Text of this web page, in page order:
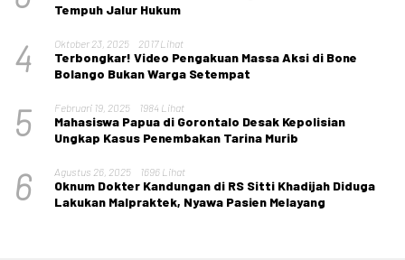
Tempuh Jalur Hukum
4 Oktober 23, 2025 2017 Lihat
Terbongkar! Video Pengakuan Massa Aksi di Bone
Bolango Bukan Warga Setempat
5 Februari 19, 2025 1984 Lihat
Mahasiswa Papua di Gorontalo Desak Kepolisian
Ungkap Kasus Penembakan Tarina Murib
6 Agustus 26, 2025 1696 Lihat
Oknum Dokter Kandungan di RS Sitti Khadijah Diduga
Lakukan Malpraktek, Nyawa Pasien Melayang